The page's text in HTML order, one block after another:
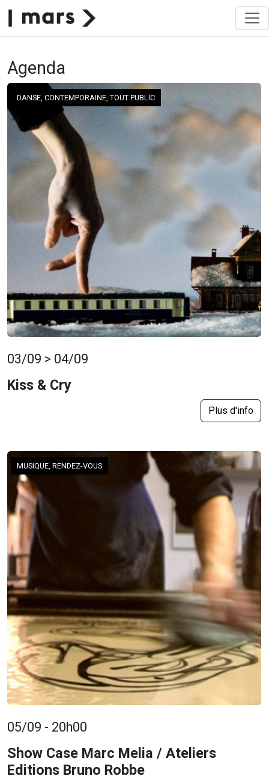
Agenda
DANSE, CONTEMPORAINE, TOUT PUBLIC
03/09 > 04/09
Kiss & Cry
Plus d'info
MUSIQUE, RENDEZ-VOUS
05/09 - 20h00
Show Case Marc Melia / Ateliers
Editions Bruno Robbe